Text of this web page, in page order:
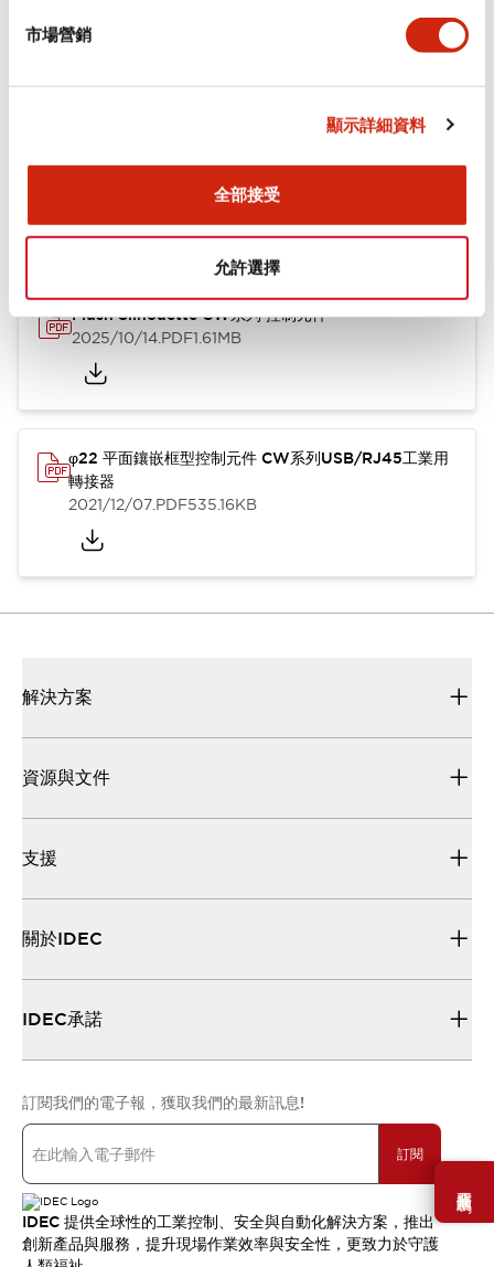
市場營銷
顯示詳細資料
全部接受
允許選擇
需要幫助嗎？
型錄和宣傳手冊 CAD檔 認證與標準
Flush Silhouette CW系列 控制元件
2025/10/14.PDF1.61MB
φ22 平面鑲嵌框型控制元件 CW系列USB/RJ45工業用
轉接器
2021/12/07.PDF535.16KB
解決方案
資源與文件
支援
關於IDEC
IDEC承諾
訂閱我們的電子報，獲取我們的最新訊息!
訂閱
IDEC 提供全球性的工業控制、安全與自動化解決方案，推出
創新產品與服務，提升現場作業效率與安全性，更致力於守護